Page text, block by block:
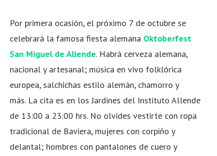
Por primera ocasión, el próximo 7 de octubre se
celebrará la famosa fiesta alemana Oktoberfest
San Miguel de Allende. Habrá cerveza alemana,
nacional y artesanal; música en vivo folklórica
europea, salchichas estilo alemán, chamorro y
más. La cita es en los Jardines del Instituto Allende
de 13:00 a 23:00 hrs. No olvides vestirte con ropa
tradicional de Baviera, mujeres con corpiño y
delantal; hombres con pantalones de cuero y